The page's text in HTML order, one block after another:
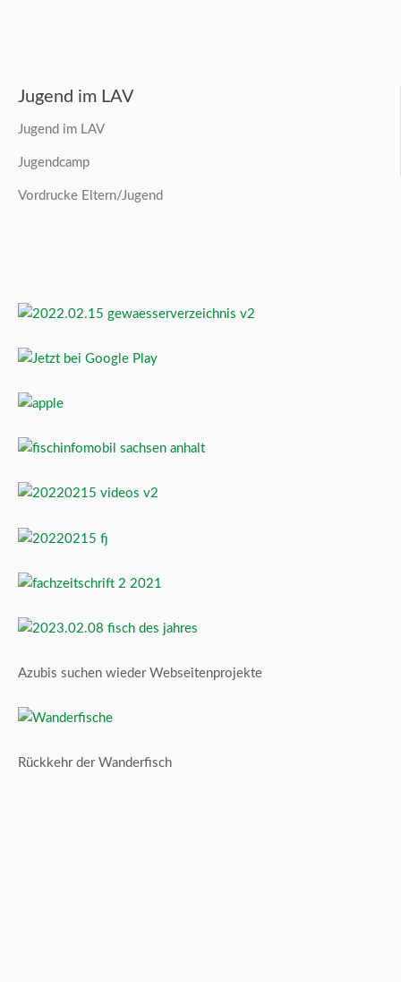
Jugend im LAV
Jugend im LAV
Jugendcamp
Vordrucke Eltern/Jugend
Azubis suchen wieder Webseitenprojekte
Rückkehr der Wanderfisch